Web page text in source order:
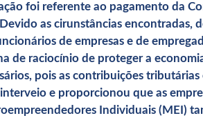
foi referente ao pagamento da
as cirunstâncias encontradas,
de empresas e de
de raciocínio de proteger a
pois as contribuições
e proporcionou que as
Individuais (MEI)